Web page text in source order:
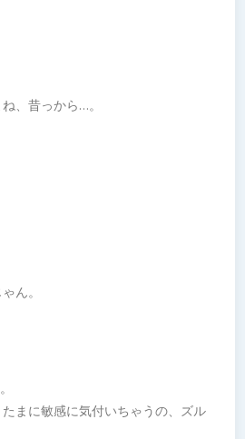
、昔っから…。
ん。
まに敏感に気付いちゃうの、ズル